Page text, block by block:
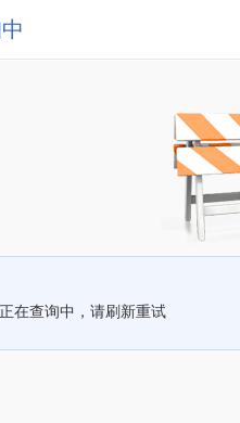
正在查询中，请刷新重试